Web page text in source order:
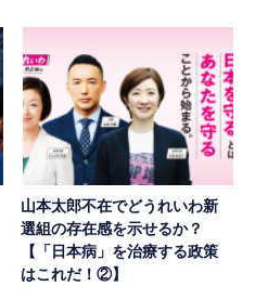
山本太郎不在でどうれいわ新
選組の存在感を示せるか？
【「日本病」を治療する政策
はこれだ！②】